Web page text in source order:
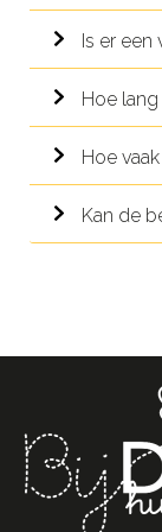
Is er een
Hoe
Hoe
Kan de